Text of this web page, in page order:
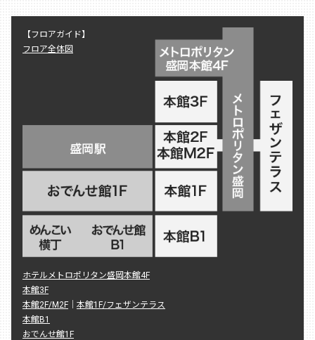
ホテルメトロポリタン盛岡本館4F
本館3F
本館2F/M2F
本館1F/フェザンテラス
本館B1
おでんせ館1F
【フロアガイド】
フロア全体図